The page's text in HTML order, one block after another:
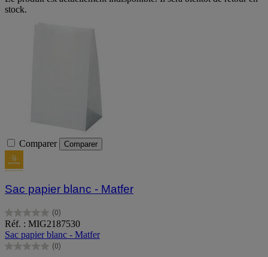
stock.
Comparer Comparer
Sac papier blanc - Matfer
(0)
0.0
sur
5
étoiles.
Réf. : MIG2187530
Sac papier blanc - Matfer
(0)
0.0